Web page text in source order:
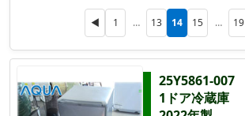
◀ 1 … 13 14 15 … 19
25Y5861-007
1ドア冷蔵庫